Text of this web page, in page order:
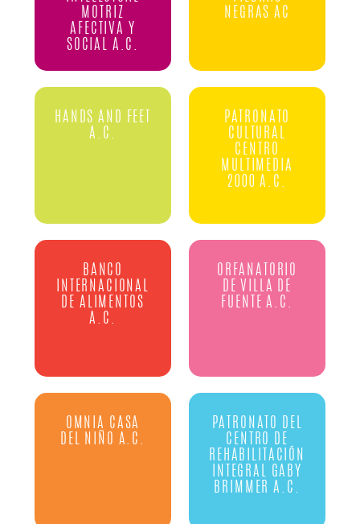
MOTRIZ
AFECTIVA Y
SOCIAL A.C.
NEGRAS AC
HANDS AND FEET
A.C.
PATRONATO
CULTURAL
CENTRO
MULTIMEDIA
2000 A.C.
BANCO
INTERNACIONAL
DE ALIMENTOS
A.C.
ORFANATORIO
DE VILLA DE
FUENTE A.C.
OMNIA CASA
DEL NIÑO A.C.
PATRONATO DEL
CENTRO DE
REHABILITACIÓN
INTEGRAL GABY
BRIMMER A.C.